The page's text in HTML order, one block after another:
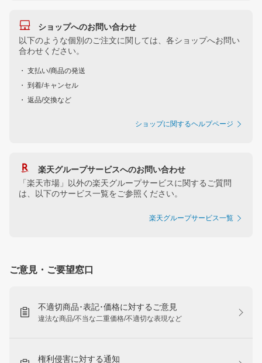
ショップへのお問い合わせ
以下のような個別のご注文に関しては、各ショップへお問い
合わせください。
・ 支払い/商品の発送
・ 到着/キャンセル
・ 返品/交換など
ショップに関するヘルプページ
楽天グループサービスへのお問い合わせ
「楽天市場」以外の楽天グループサービスに関するご質問
は、以下のサービス一覧をご参照ください。
楽天グループサービス一覧
ご意見・ご要望窓口
不適切商品･表記･価格に対するご意見
違法な商品/不当な二重価格/不適切な表現など
権利侵害に対する通知